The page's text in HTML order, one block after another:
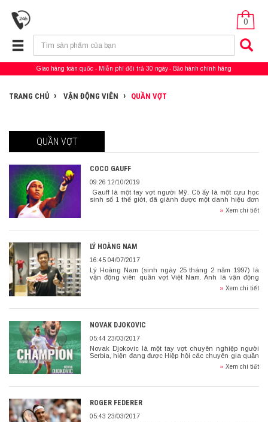
0
Giao hàng toàn quốc Miễn phí đổi trả 30 ngày Bảo hành chính hãng
TRANG CHỦ VẬN ĐỘNG VIÊN QUẦN VỢT
QUẦN VỢT
COCO GAUFF
09:26 12/10/2019
Gauff là một tay vợt người Mỹ. Cô ấy là một cựu học
sinh số 1 thế giới, đã giành được một danh hiệu đơn
» Xem chi tiết
LÝ HOÀNG NAM
16:45 04/07/2017
Lý Hoàng Nam (sinh ngày 25 tháng 2 năm 1997) là
vận động viên quần vợt Việt Nam. Anh là vận động
viên quần vợt Việt Nam đầu tiên vô địch một nội dung
» Xem chi tiết
NOVAK DJOKOVIC
05:44 23/03/2017
Novak Djokovic là một tay vợt chuyên nghiệp người
Serbia, hiện đang được Hiệp hội các chuyên gia quần
» Xem chi tiết
ROGER FEDERER
05:43 23/03/2017